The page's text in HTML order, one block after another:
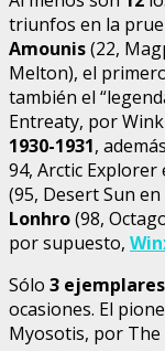
triunfos en la
Amounis(22,
Melton), el
también el
Entreaty, por
1930-1931,
94, Arctic
(95, Desert Sun
Lonhro(98,
por supuesto,
Sólo 3 ejemplares
ocasiones. El
Myosotis, por